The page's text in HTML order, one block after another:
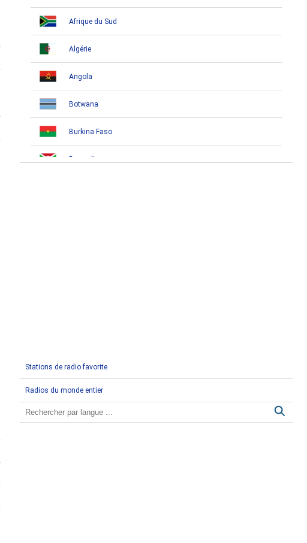
Afrique du Sud
Algérie
Angola
Botwana
Burkina Faso
Burundi
Egypte
Stations de radio favorite
Radios du monde entier